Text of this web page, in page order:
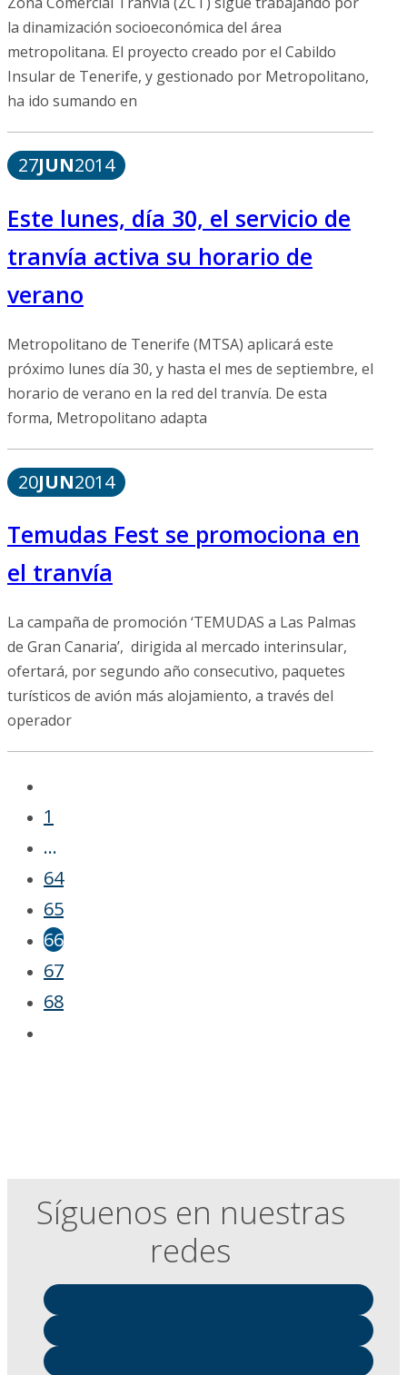
la dinamización socioeconómica del área
metropolitana. El proyecto creado por el Cabildo
Insular de Tenerife, y gestionado por Metropolitano,
ha ido sumando en
27JUN2014
Este lunes, día 30, el servicio de
tranvía activa su horario de
verano
Metropolitano de Tenerife (MTSA) aplicará este
próximo lunes día 30, y hasta el mes de septiembre, el
horario de verano en la red del tranvía. De esta
forma, Metropolitano adapta
20JUN2014
Temudas Fest se promociona en
el tranvía
La campaña de promoción ‘TEMUDAS a Las Palmas
de Gran Canaria’, dirigida al mercado interinsular,
ofertará, por segundo año consecutivo, paquetes
turísticos de avión más alojamiento, a través del
operador
1
…
64
65
66
67
68
Síguenos en nuestras
redes